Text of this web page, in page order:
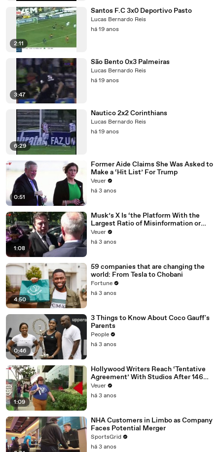
2:11
Santos F.C 3x0 Deportivo Pasto
Lucas Bernardo Reis
há 19 anos
3:47
São Bento 0x3 Palmeiras
Lucas Bernardo Reis
há 19 anos
6:29
Nautico 2x2 Corinthians
Lucas Bernardo Reis
há 19 anos
0:51
Former Aide Claims She Was Asked to
Make a ‘Hit List’ For Trump
Veuer
há 3 anos
1:08
Musk’s X Is ‘the Platform With the
Largest Ratio of Misinformation or
Disinformation’ Amongst All Social
Media Platforms
Veuer
há 3 anos
4:50
59 companies that are changing the
world: From Tesla to Chobani
Fortune
há 3 anos
0:46
3 Things to Know About Coco Gauff's
Parents
People
há 3 anos
1:09
Hollywood Writers Reach ‘Tentative
Agreement’ With Studios After 146
Day Strike
Veuer
há 3 anos
NHA Customers in Limbo as Company
Faces Potential Merger
SportsGrid
há 3 anos